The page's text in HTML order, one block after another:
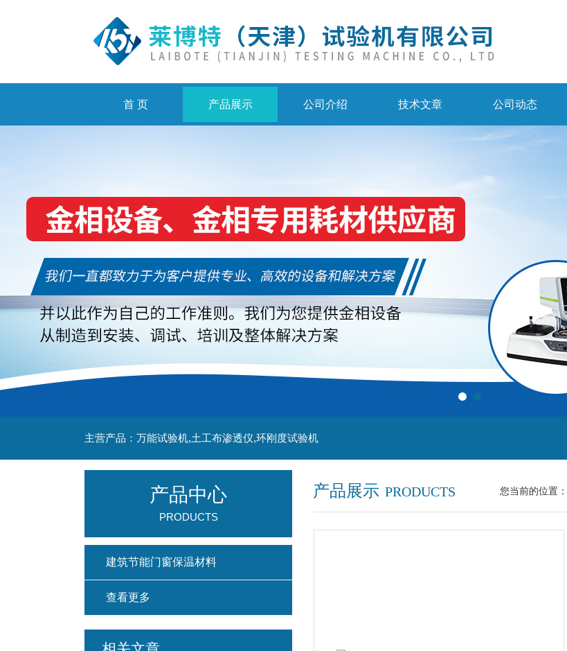
首 页 产品展示 公司介绍 技术文章 公司动态
主营产品：万能试验机,土工布渗透仪,环刚度试验机
产品展示 PRODUCTS 您当前的位置：
产品中心
PRODUCTS
建筑节能门窗保温材料
查看更多